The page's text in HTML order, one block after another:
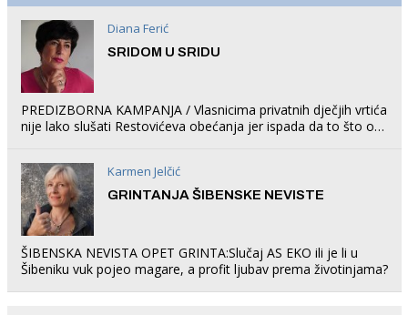
Diana Ferić
SRIDOM U SRIDU
PREDIZBORNA KAMPANJA / Vlasnicima privatnih dječjih vrtića
nije lako slušati Restovićeva obećanja jer ispada da to što oni
Karmen Jelčić
GRINTANJA ŠIBENSKE NEVISTE
ŠIBENSKA NEVISTA OPET GRINTA:Slučaj AS EKO ili je li u
Šibeniku vuk pojeo magare, a profit ljubav prema životinjama?